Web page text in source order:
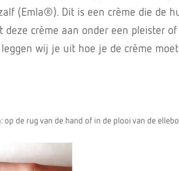
(Emla®). Dit is een crème die de
deze crème aan onder een pleister of
wij je uit hoe je de crème moet
op de rug van de hand of in de plooi van de